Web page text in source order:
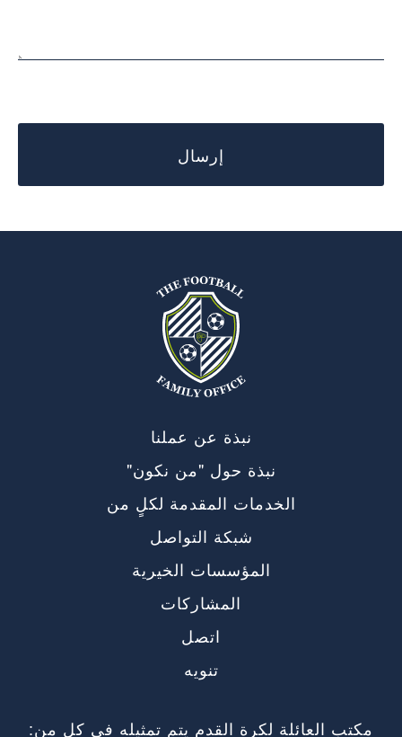
إرسال
نبذة عن عملنا
نبذة حول "من نكون"
الخدمات المقدمة لكلٍ من
شبكة التواصل
المؤسسات الخيرية
المشاركات
اتصل
تنويه
مكتب العائلة لكرة القدم يتم تمثيله في كل من: